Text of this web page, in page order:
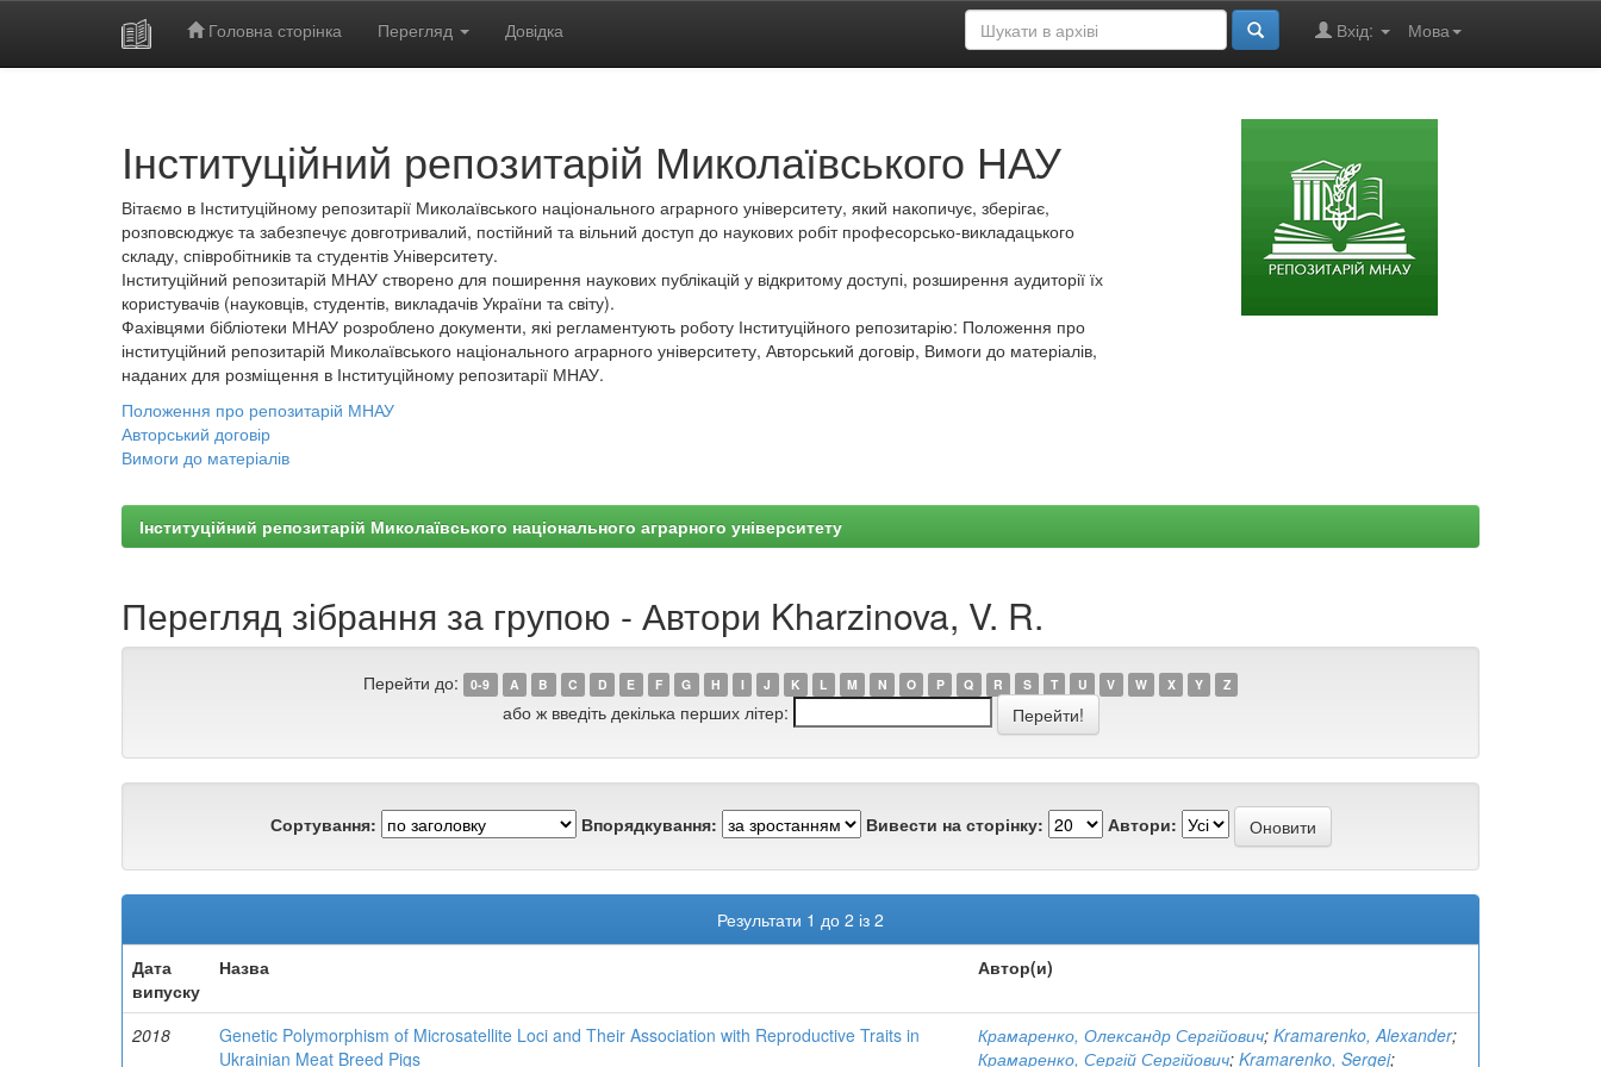
Головна сторінка Перегляд Довідка Мова
Вхід:
Інституційний репозитарій Миколаївського НАУ
Вітаємо в Інституційному репозитарії Миколаївського національного аграрного університету, який накопичує, зберігає,
розповсюджує та забезпечує довготривалий, постійний та вільний доступ до наукових робіт професорсько-викладацького
складу, співробітників та студентів Університету.
Інституційний репозитарій МНАУ створено для поширення наукових публікацій у відкритому доступі, розширення аудиторії їх
користувачів (науковців, студентів, викладачів України та світу).
Фахівцями бібліотеки МНАУ розроблено документи, які регламентують роботу Інституційного репозитарію: Положення про
інституційний репозитарій Миколаївського національного аграрного університету, Авторський договір, Вимоги до матеріалів,
наданих для розміщення в Інституційному репозитарії МНАУ.
Положення про репозитарій МНАУ
Авторський договір
Вимоги до матеріалів
Інституційний репозитарій Миколаївського національного аграрного університету
Перегляд зібрання за групою - Автори Kharzinova, V. R.
Перейти до: 0-9 A B C D E F G H I J K L M N O P Q R S T U V W X Y Z
або ж введіть декілька перших літер:
Сортування: Впорядкування: Вивести на сторінку: Автори:
Результати 1 до 2 із 2
Дата
випуску
Назва Автор(и)
2018
Genetic Polymorphism of Microsatellite Loci and Their Association with Reproductive Traits in
Ukrainian Meat Breed Pigs
Крамаренко, Олександр Сергійович; Kramarenko, Alexander;
Крамаренко, Сергій Сергійович; Kramarenko, Sergej;